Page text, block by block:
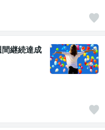
間継続達成